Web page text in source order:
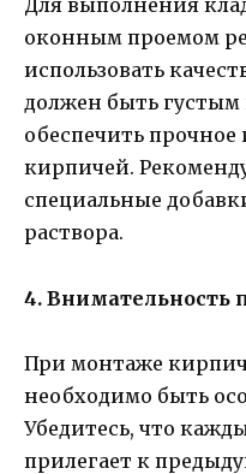
Для выполнения
оконным проемом
использовать
должен быть
обеспечить
кирпичей.
специальные
раствора.
4. Внимательность
При монтаже
необходимо быть
Убедитесь, что
прилегает к